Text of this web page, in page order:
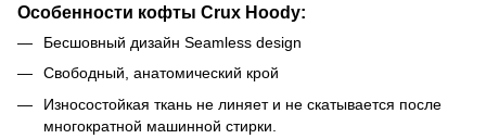
Особенности кофты Crux Hoody:
Бесшовный дизайн Seamless design
Свободный, анатомический крой
Износостойкая ткань не линяет и не скатывается после
многократной машинной стирки.